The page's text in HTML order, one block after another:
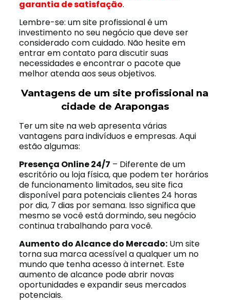
garantia de satisfação.
Lembre-se: um site profissional é um
investimento no seu negócio que deve ser
considerado com cuidado. Não hesite em
entrar em contato para discutir suas
necessidades e encontrar o pacote que
melhor atenda aos seus objetivos.
Vantagens de um site profissional na
cidade de Arapongas
Ter um site na web apresenta várias
vantagens para indivíduos e empresas. Aqui
estão algumas:
Presença Online 24/7 – Diferente de um
escritório ou loja física, que podem ter horários
de funcionamento limitados, seu site fica
disponível para potenciais clientes 24 horas
por dia, 7 dias por semana. Isso significa que
mesmo se você está dormindo, seu negócio
continua trabalhando para você.
Aumento do Alcance do Mercado:Um site
torna sua marca acessível a qualquer um no
mundo que tenha acesso à internet. Este
aumento de alcance pode abrir novas
oportunidades e expandir seus mercados
potenciais.